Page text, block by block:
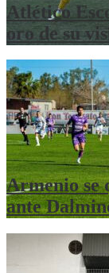
Atlético
oro de su
Armenio se
ante